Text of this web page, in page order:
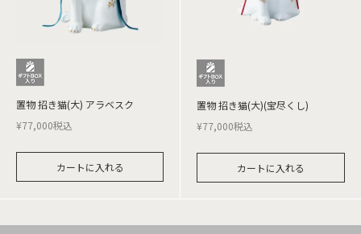
置物 招き猫(大) アラベスク
¥77,000税込
カートに入れる
置物 招き猫(大)(宝尽くし)
¥77,000税込
カートに入れる